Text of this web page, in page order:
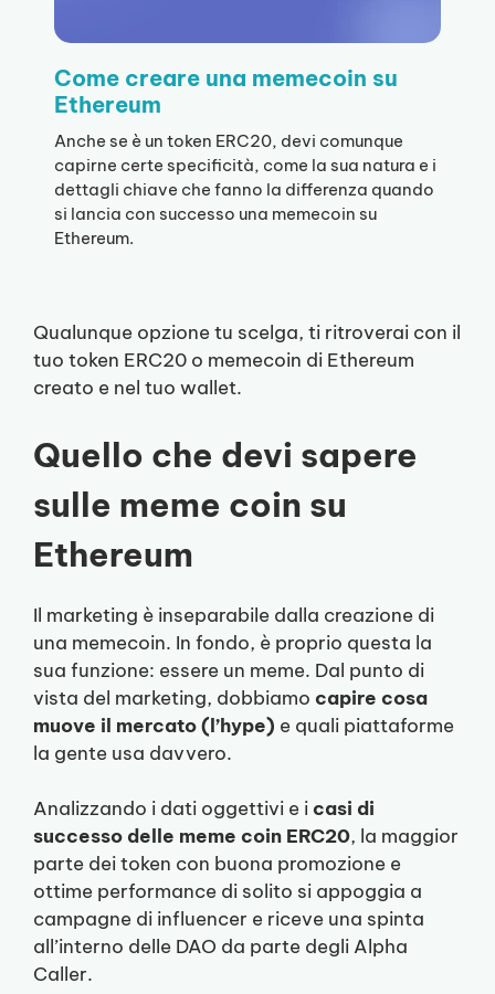
Come creare una memecoin su
Ethereum
Anche se è un token ERC20, devi comunque
capirne certe specificità, come la sua natura e i
dettagli chiave che fanno la differenza quando
si lancia con successo una memecoin su
Ethereum.
Qualunque opzione tu scelga, ti ritroverai con il
tuo token ERC20 o memecoin di Ethereum
creato e nel tuo wallet.
Quello che devi sapere
sulle meme coin su
Ethereum
Il marketing è inseparabile dalla creazione di
una memecoin. In fondo, è proprio questa la
sua funzione: essere un meme. Dal punto di
vista del marketing, dobbiamo capire cosa
muove il mercato (l’hype) e quali piattaforme
la gente usa davvero.
Analizzando i dati oggettivi e icasi di
successo delle meme coin ERC20, la maggior
parte dei token con buona promozione e
ottime performance di solito si appoggia a
campagne di influencer e riceve una spinta
all’interno delle DAO da parte degli Alpha
Caller.